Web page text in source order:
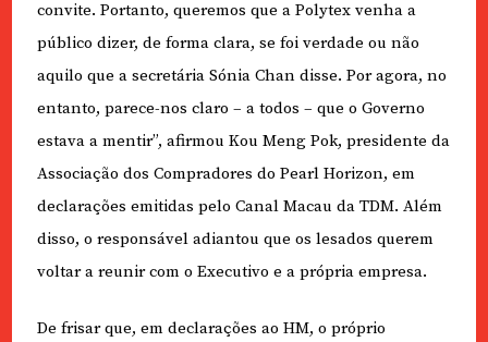
convite. Portanto, queremos que a Polytex venha a
público dizer, de forma clara, se foi verdade ou não
aquilo que a secretária Sónia Chan disse. Por agora, no
entanto, parece-nos claro – a todos – que o Governo
estava a mentir”, afirmou Kou Meng Pok, presidente da
Associação dos Compradores do Pearl Horizon, em
declarações emitidas pelo Canal Macau da TDM. Além
disso, o responsável adiantou que os lesados querem
voltar a reunir com o Executivo e a própria empresa.
De frisar que, em declarações ao HM, o próprio